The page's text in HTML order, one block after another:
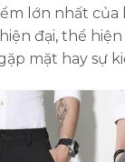
lớn nhất của
đại, thể
mặt hay sự